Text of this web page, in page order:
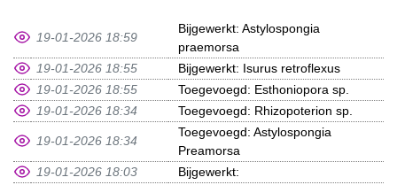
19-01-2026 18:59
Bijgewerkt: Astylospongia
praemorsa
19-01-2026 18:55
Bijgewerkt: Isurus retroflexus
19-01-2026 18:55
Toegevoegd: Esthoniopora sp.
19-01-2026 18:34
Toegevoegd: Rhizopoterion sp.
19-01-2026 18:34
Toegevoegd: Astylospongia
Preamorsa
19-01-2026 18:03
Bijgewerkt: